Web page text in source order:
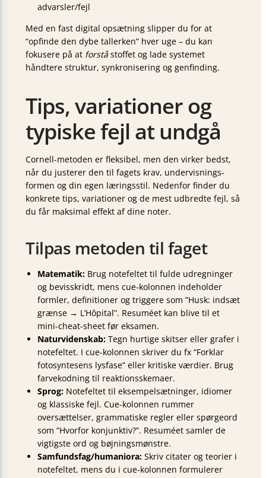
advarsler/fejl
Med en fast digital opsætning slipper du for at
“opfinde den dybe tallerken” hver uge – du kan
fokusere på at forstå stoffet og lade systemet
håndtere struktur, synkronisering og genfinding.
Tips, variationer og
typiske fejl at undgå
Cornell-metoden er fleksibel, men den virker bedst,
når du justerer den til fagets krav, undervisnings­
formen og din egen læringsstil. Nedenfor finder du
konkrete tips, variationer og de mest udbredte fejl, så
du får maksimal effekt af dine noter.
Tilpas metoden til faget
Matematik: Brug notefeltet til fulde udregninger
og bevis­skridt, mens cue-kolonnen indeholder
formler, definitioner og triggere som ”Husk: indsæt
grænse → L’Hôpital”. Resuméet kan blive til et
mini-cheat-sheet før eksamen.
Naturvidenskab: Tegn hurtige skitser eller grafer i
notefeltet. I cue-kolonnen skriver du fx “Forklar
fotosyntesens lysfase” eller kritiske værdier. Brug
farvekodning til reaktions­skemaer.
Sprog: Notefeltet til eksempel­sætninger, idiomer
og klassiske fejl. Cue-kolonnen rummer
oversættelser, grammatiske regler eller spørge­ord
som ”Hvorfor konjunktiv?”. Resuméet samler de
vigtigste ord og bøjnings­mønstre.
Samfundsfag/humaniora: Skriv citater og teorier i
notefeltet, mens du i cue-kolonnen formulerer